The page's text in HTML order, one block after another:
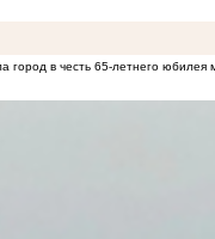
город в честь 65-летнего юбилея